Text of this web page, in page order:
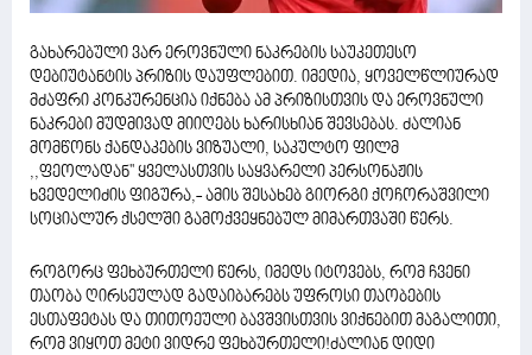
გახარებული ვარ ეროვნული ნაკრების საუკეთესო
დებიუტანტის პრიზის დაუფლებით. იმედია, ყოველწლიურად
მძაფრი კონკურენცია იქნება ამ პრიზისთვის და ეროვნული
ნაკრები მუდმივად მიიღებს ხარისხიან შევსებას. ძალიან
მომწონს ქანდაკების ვიზუალი, საკულტო ფილმ
,,ფეოლადან'' ყველასთვის საყვარელი პერსონაჟის
ხვედელიძის ფიგურა,- ამის შესახებ გიორგი ქოჩორაშვილი
სოციალურ ქსელში გამოქვეყნებულ მიმართვაში წერს.
როგორც ფეხბურთელი წერს, იმედს იტოვებს, რომ ჩვენი
თაობა ღირსეულად გადაიბარებს უფროსი თაობების
ესთაფეტას და თითოეული ბავშვისთვის ვიქნებით მაგალითი,
რომ ვიყოთ მეტი ვიდრე ფეხბურთელი!ძალიან დიდი